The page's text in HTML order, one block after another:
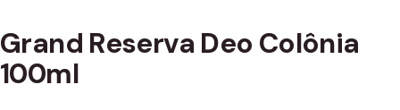
Grand Reserva Deo Colônia
100ml